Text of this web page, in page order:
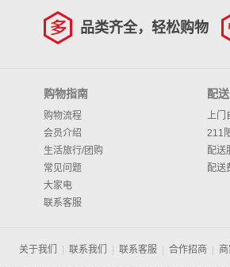
品类齐全，轻松购物
购物指南
购物流程
会员介绍
生活旅行/团购
常见问题
大家电
联系客服
配
上门
211
配送
配送
关于我们 联系我们 联系客服 合作招商